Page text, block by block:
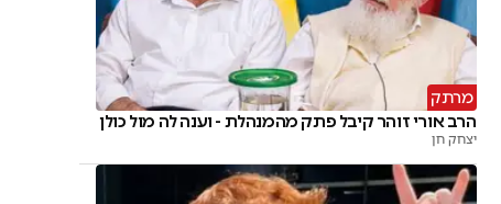
מרתק
הרב אורי זוהר קיבל פתק מהמנהלת - וענה לה מול כולן
יצחק חן